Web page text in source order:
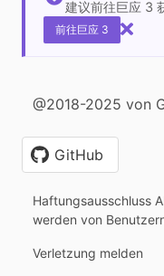
建议前往巨应 3
前往巨应 3
@2018-2025 von
GitHub
Haftungsausschluss
werden von
Verletzung melden